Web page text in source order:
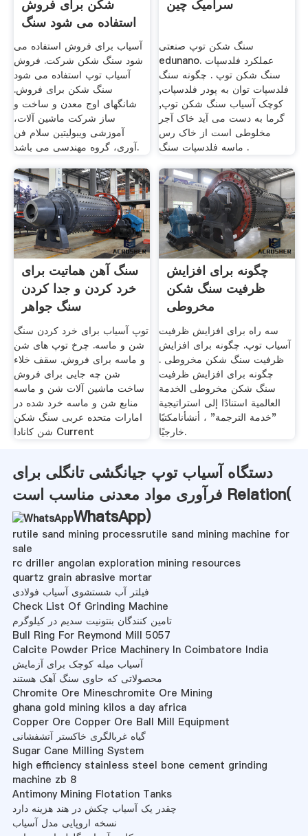
شکن برای فروش
استفاده می شود سنگ
شکن
آسیاب برای فروش استفاده می
شود سنگ شکن شرکت. فروش
آسیاب توپ استفاده می شود
سنگ شکن برای فروش.
شانگهای اوج معدن و ساخت و
ساز شرکت ماشین آلات،
آموزشی ویبولیتین سلام فن
آوری، گروه مهندسی می باشد.
سرامیک چین
سنگ شکن توپ صنعتی
edunano. عملکرد فلدسپات
سنگ شکن توپ . چگونه سنگ
فلدسپات توان به پودر فلدسپات,
کوچک آسیاب سنگ شکن توپ,
گرما به دست می آید خاک آجر
مخلوطی است از خاک رس
ماسه فلدسپات سنگ .
سنگ آهن هماتیت برای
خرد کردن و جدا کردن
سنگ جواهر
توپ آسیاب برای خرد کردن سنگ
شن و ماسه. چرخ توپ های شن
و ماسه برای فروش. سقف خلاء
شن چه جایی برای فروش
ساخت ماشین آلات شن و ماسه
منابع شن و ماسه خرد شده در
امارات متحده عربی سنگ شکن
شن کانادا Current
چگونه برای افزایش
ظرفیت سنگ شکن
مخروطی
سه راه برای افزایش ظرفیت
آسیاب توپ. چگونه برای افزایش
ظرفیت سنگ شکن مخروطی .
چگونه برای افزایش ظرفیت
سنگ شکن مخروطی الخدمة
العالمية استنادًا إلى استراتيجية
"خدمة الترجمة" ، أنشأنامكتبًا
خارجيًا.
دستگاه آسیاب توپ جیانگشی تانگلی برای
فرآوری مواد معدنی مناسب است Relation(
WhatsApp)
rutile sand mining processrutile sand mining machine for
sale
rc driller angolan exploration mining resources
quartz grain abrasive mortar
فیلتر آب شستشوی آسیاب فولادی
Check List Of Grinding Machine
تامین کنندگان بنتونیت سدیم در کیلوگرم
Bull Ring For Reymond Mill 5057
Calcite Powder Price Machinery In Coimbatore India
آسیاب میله کوچک برای آزمایش
محصولاتی که حاوی سنگ آهک هستند
Chromite Ore Mineschromite Ore Mining
ghana gold mining kilos a day africa
Copper Ore Copper Ore Ball Mill Equipment
گیاه غربالگری خاکستر آتشفشانی
Sugar Cane Milling System
high efficiency stainless steel bone cement grinding
machine zb 8
Antimony Mining Flotation Tanks
چقدر یک آسیاب چکش در هند هزینه دارد
نسخه اروپایی مدل آسیاب